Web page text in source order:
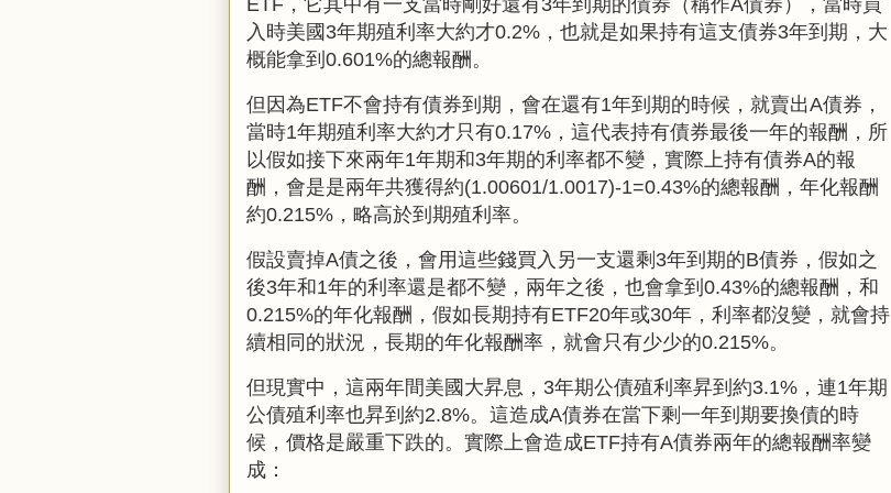
ETF ，它其中有一支當時剛好還有3年到期的債券（稱作A債券），當時買
入時美國 3年期殖利率大約才0.2% ，也就是如果持有這支債券3年到期，大
概能拿到 0.601%的總報酬。
但因為ETF不會持有債券到期，會在還有1年到期的時候，就賣出A債券，
當時1年期殖利率大約才只有0.17%，這代表持有債券最後一年的報酬 ，所
以假如接下來兩年1年期和3年期的利率都不變，實際上持有債券A的報
酬，會是是兩年共獲得約(1.00601/1.0017)-1=0.43%的總報酬 ，年化報酬
約0.215%，略高於到期殖利率。
假設賣掉A債之後，會用這些錢買入另一支還剩 3年到期的B債券，假如之
後3年和1年的利率還是都不變，兩年之後，也會拿到 0.43%的總報酬，和
0.215%的年化報酬，假如長期持有ETF20年或30年，利率都沒變，就會持
續相同的狀況，長期的年化報酬率，就會只有少少的0.215%。
但現實中，這兩年間美國大昇息， 3年期公債殖利率昇到約3.1% ，連1年期
公債殖利率也昇到約2.8%。這造成A債券在當下剩一年到期要換債的時
候，價格是嚴重下跌的。實際上會造成ETF持有A債券兩年的總報酬率變
成：